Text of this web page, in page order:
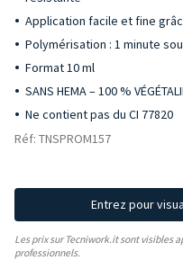
Application facile et fine
Polymérisation : 1 minute
Format 10 ml
SANS HEMA – 100 %
Ne contient pas du CI 77820
Réf: TNSPROM157
Entrez pour
Les prix sur Tecniwork.it sont visibles
professionnels.